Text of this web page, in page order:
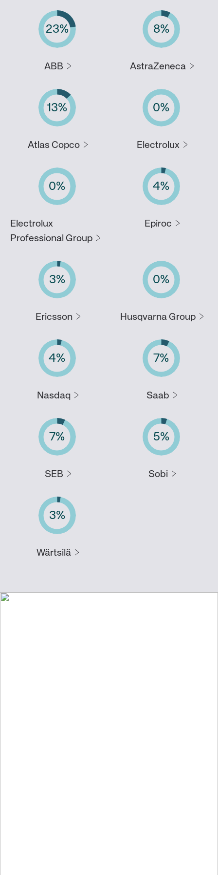
23%
ABB
8%
AstraZeneca
13%
Atlas Copco
0%
Electrolux
0%
Electrolux
Professional Group
4%
Epiroc
3%
Ericsson
0%
Husqvarna Group
4%
Nasdaq
7%
Saab
7%
SEB
5%
Sobi
3%
Wärtsilä